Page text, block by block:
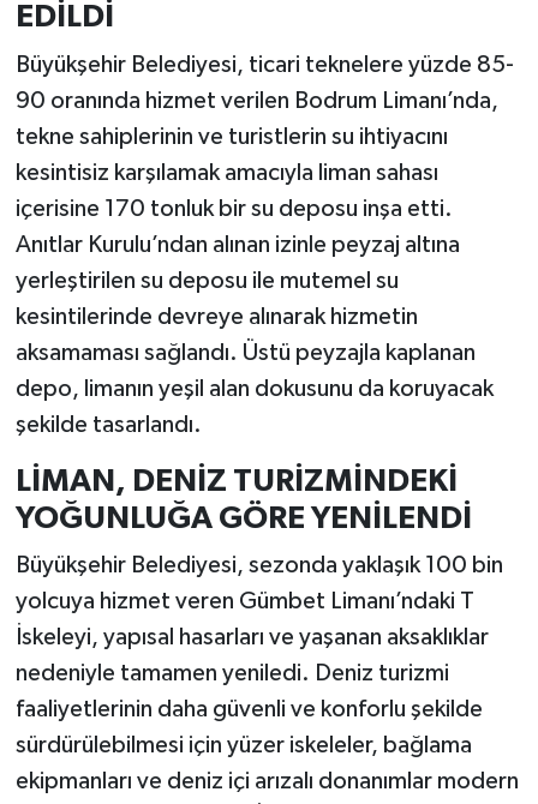
EDİLDİ
Büyükşehir Belediyesi, ticari teknelere yüzde 85-
90 oranında hizmet verilen Bodrum Limanı’nda,
tekne sahiplerinin ve turistlerin su ihtiyacını
kesintisiz karşılamak amacıyla liman sahası
içerisine 170 tonluk bir su deposu inşa etti.
Anıtlar Kurulu’ndan alınan izinle peyzaj altına
yerleştirilen su deposu ile mutemel su
kesintilerinde devreye alınarak hizmetin
aksamaması sağlandı. Üstü peyzajla kaplanan
depo, limanın yeşil alan dokusunu da koruyacak
şekilde tasarlandı.
LİMAN, DENİZ TURİZMİNDEKİ
YOĞUNLUĞA GÖRE YENİLENDİ
Büyükşehir Belediyesi, sezonda yaklaşık 100 bin
yolcuya hizmet veren Gümbet Limanı’ndaki T
İskeleyi, yapısal hasarları ve yaşanan aksaklıklar
nedeniyle tamamen yeniledi. Deniz turizmi
faaliyetlerinin daha güvenli ve konforlu şekilde
sürdürülebilmesi için yüzer iskeleler, bağlama
ekipmanları ve deniz içi arızalı donanımlar modern